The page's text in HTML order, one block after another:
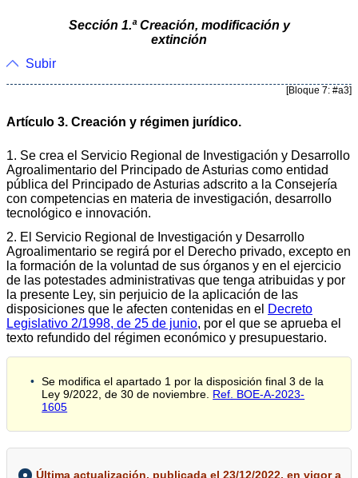
Sección 1.ª Creación, modificación y
extinción
Subir
[Bloque 7: #a3]
Artículo 3. Creación y régimen jurídico.
1. Se crea el Servicio Regional de Investigación y Desarrollo
Agroalimentario del Principado de Asturias como entidad
pública del Principado de Asturias adscrito a la Consejería
con competencias en materia de investigación, desarrollo
tecnológico e innovación.
2. El Servicio Regional de Investigación y Desarrollo
Agroalimentario se regirá por el Derecho privado, excepto en
la formación de la voluntad de sus órganos y en el ejercicio
de las potestades administrativas que tenga atribuidas y por
la presente Ley, sin perjuicio de la aplicación de las
disposiciones que le afecten contenidas en el Decreto
Legislativo 2/1998, de 25 de junio, por el que se aprueba el
texto refundido del régimen económico y presupuestario.
Se modifica el apartado 1 por la disposición final 3 de la
Ley 9/2022, de 30 de noviembre. Ref. BOE-A-2023-
1605
Última actualización, publicada el 23/12/2022, en vigor a